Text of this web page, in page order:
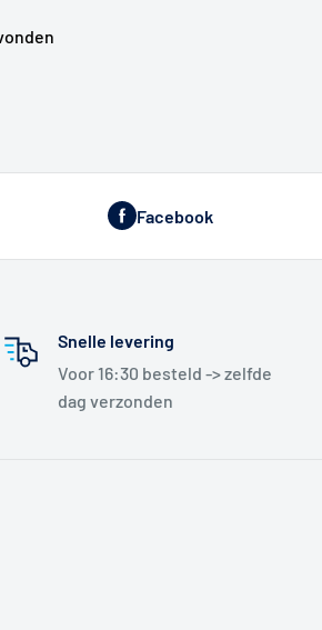
Facebook
Snelle levering
Voor 16:30 besteld -> zelfde
dag verzonden